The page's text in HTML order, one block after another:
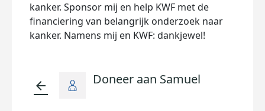
kanker. Sponsor mij en help KWF met de
financiering van belangrijk onderzoek naar
kanker. Namens mij en KWF: dankjewel!
arrow_back Doneer aan Samuel